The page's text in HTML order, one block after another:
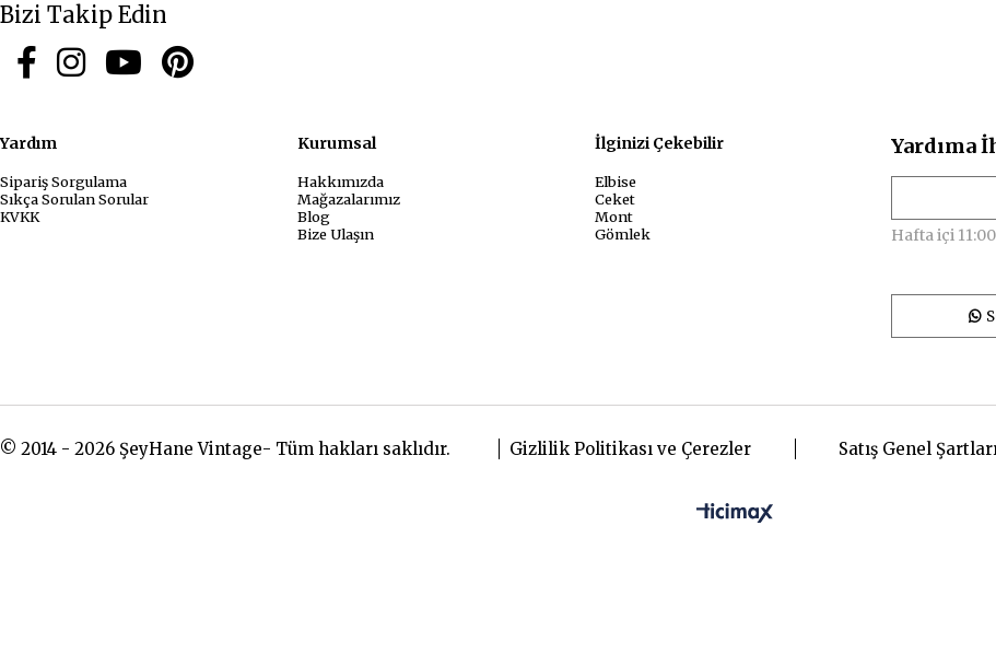
Bizi Takip Edin
Yardım
Sipariş Sorgulama
Sıkça Sorulan Sorular
KVKK
Kurumsal
Hakkımızda
Mağazalarımız
Blog
Bize Ulaşın
İlginizi Çekebilir
Elbise
Ceket
Mont
Gömlek
Yardıma
Hafta içi
© 2014 - 2026 ŞeyHane Vintage- Tüm hakları saklıdır. Gizlilik Politikası ve Çerezler Satış Genel